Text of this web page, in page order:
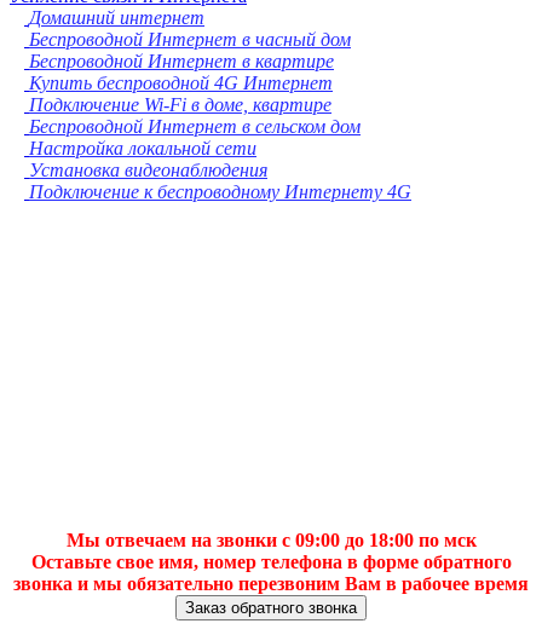
Домашний интернет
Беспроводной Интернет в часный дом
Беспроводной Интернет в квартире
Купить беспроводной 4G Интернет
Подключение Wi-Fi в доме, квартире
Беспроводной Интернет в сельском дом
Настройка локальной сети
Установка видеонаблюдения
Подключение к беспроводному Интернету 4G
Мы отвечаем на звонки с 09:00 до 18:00 по мск
Оставьте свое имя, номер телефона в форме обратного
звонка и мы обязательно перезвоним Вам в рабочее время
Заказ обратного звонка